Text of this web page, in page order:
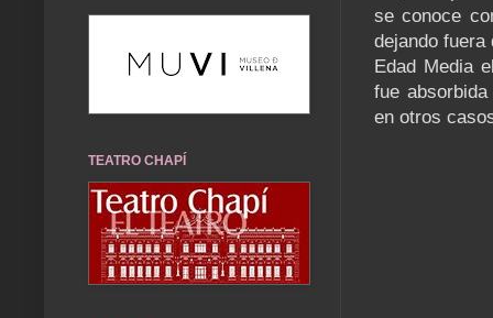
se conoce
dejando fuera
Edad Media
fue
en otros
TEATRO CHAPÍ